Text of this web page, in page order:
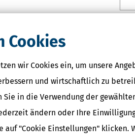
Cookies
wir Cookies ein, um unsere
und wirtschaftlich zu
in die Verwendung der
ändern oder Ihre
auf "Cookie Einstellungen" klicken.
gehört dann die Tätigkeit?
worauf es ankommt«. Sie erfahren